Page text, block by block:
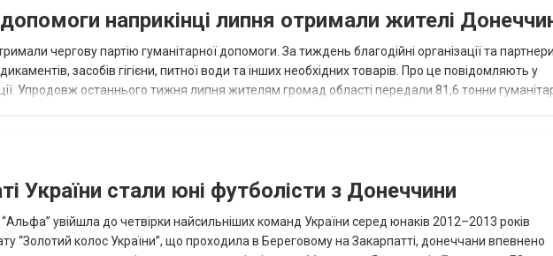
наприкінці липня отримали жителі
чергову партію гуманітарної допомоги. За тиждень благодійні організації та партнери
засобів гігієни, питної води та інших необхідних товарів. Про це повідомляють у
Упродовж останнього тижня липня жителям громад області передали 81,6 тонни
України стали юні футболісти з Донеччини
увійшла до четвірки найсильніших команд України серед юнаків 2012–2013 років
“Золотий колос України”, що проходила в Береговому на Закарпатті, донеччани впевнено